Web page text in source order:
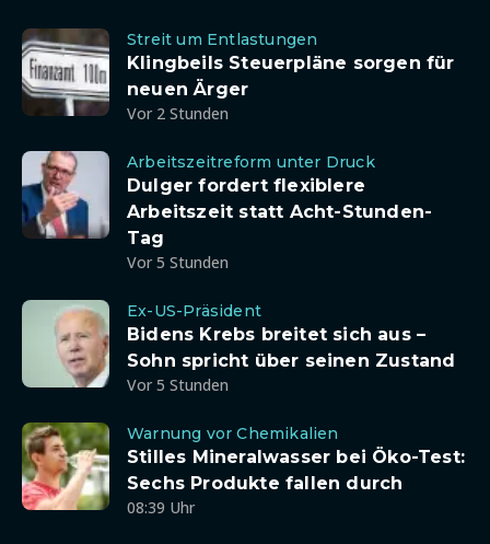
Streit um Entlastungen
Klingbeils Steuerpläne sorgen für
neuen Ärger
Vor 2 Stunden
Arbeitszeitreform unter Druck
Dulger fordert flexiblere
Arbeitszeit statt Acht-Stunden-
Tag
Vor 5 Stunden
Ex-US-Präsident
Bidens Krebs breitet sich aus –
Sohn spricht über seinen Zustand
Vor 5 Stunden
Warnung vor Chemikalien
Stilles Mineralwasser bei Öko-Test:
Sechs Produkte fallen durch
08:39 Uhr